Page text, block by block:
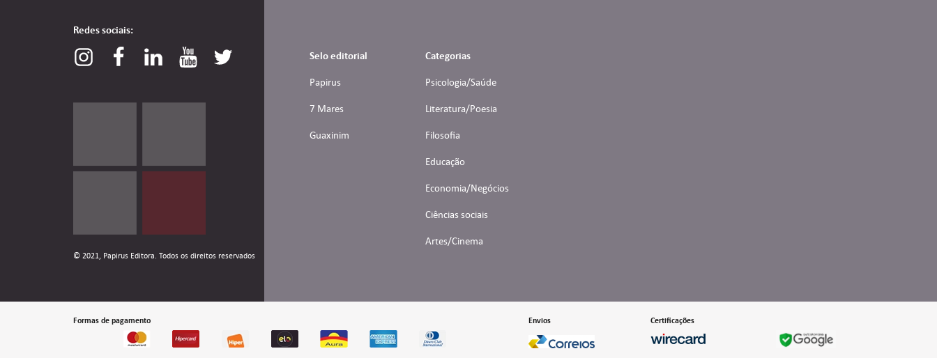
Redes sociais:
© 2021, Papirus Editora. Todos os direitos reservados
Selo editorial
Papirus
7 Mares
Guaxinim
Categorias
Psicologia/Saúde
Literatura/Poesia
Filosofia
Educação
Economia/Negócios
Ciências sociais
Artes/Cinema
Formas de pagamento Envios Certificações